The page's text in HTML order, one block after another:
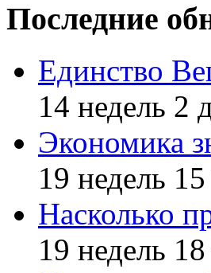
Последние
Единство
14 недель 2
Экономика
19 недель
Насколько
19 недель